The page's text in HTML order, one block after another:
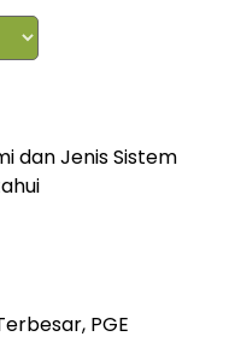
dan Jenis Sistem
PGE